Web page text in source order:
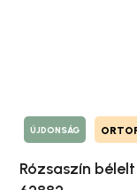
ÚJDONSÁG
Rózsaszín